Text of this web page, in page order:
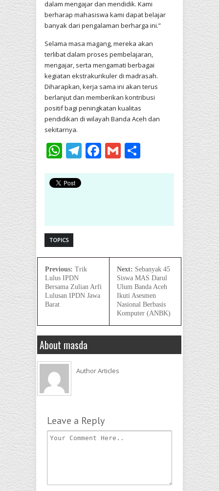
dalam mengajar dan mendidik. Kami
berharap mahasiswa kami dapat belajar
banyak dari pengalaman berharga ini.”
Selama masa magang, mereka akan
terlibat dalam proses pembelajaran,
mengajar, serta mengamati berbagai
kegiatan ekstrakurikuler di madrasah.
Diharapkan, kerja sama ini akan terus
berlanjut dan memberikan kontribusi
positif bagi peningkatan kualitas
pendidikan di wilayah Banda Aceh dan
sekitarnya.
WhatsApp
Telegram
Facebook
Gmail
TOPICS
Previous: Trik
Lulus IPDN
Bersama Zulian Arfi
Lulusan IPDN Jawa
Barat
Next: Sebanyak 45
Siswa MAS Darul
Ulum Banda Aceh
Ikuti Asesmen
Nasional Berbasis
Komputer (ANBK)
About masda
Author Articles
Leave a Reply